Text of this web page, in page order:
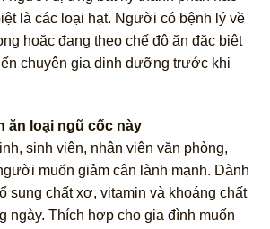
là các loại hạt. Người có bệnh lý về
hoặc đang theo chế độ ăn đặc biệt
chuyên gia dinh dưỡng trước khi
ăn loại ngũ cốc này
sinh viên, nhân viên văn phòng,
muốn giảm cân lành mạnh. Dành
sung chất xơ, vitamin và khoáng chất
ngày. Thích hợp cho gia đình muốn